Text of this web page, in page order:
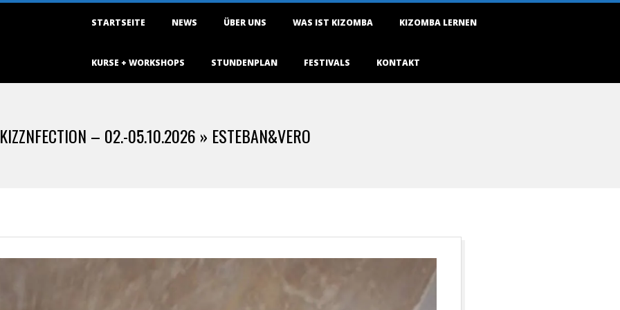
STARTSEITE NEWS ÜBER UNS WAS IST KIZOMBA KIZOMBA LERNEN
KURSE + WORKSHOPS STUNDENPLAN FESTIVALS KONTAKT
KIZZNFECTION – 02.-05.10.2026 » ESTEBAN&VERO